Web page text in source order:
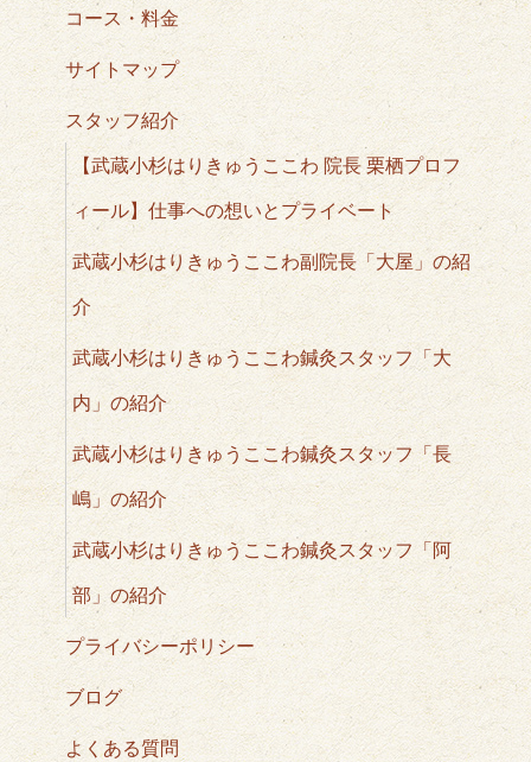
コース・料金
サイトマップ
スタッフ紹介
【武蔵小杉はりきゅうここわ 院長 栗栖プロフ
ィール】仕事への想いとプライベート
武蔵小杉はりきゅうここわ副院長「大屋」の紹
介
武蔵小杉はりきゅうここわ鍼灸スタッフ「大
内」の紹介
武蔵小杉はりきゅうここわ鍼灸スタッフ「長
嶋」の紹介
武蔵小杉はりきゅうここわ鍼灸スタッフ「阿
部」の紹介
プライバシーポリシー
ブログ
よくある質問